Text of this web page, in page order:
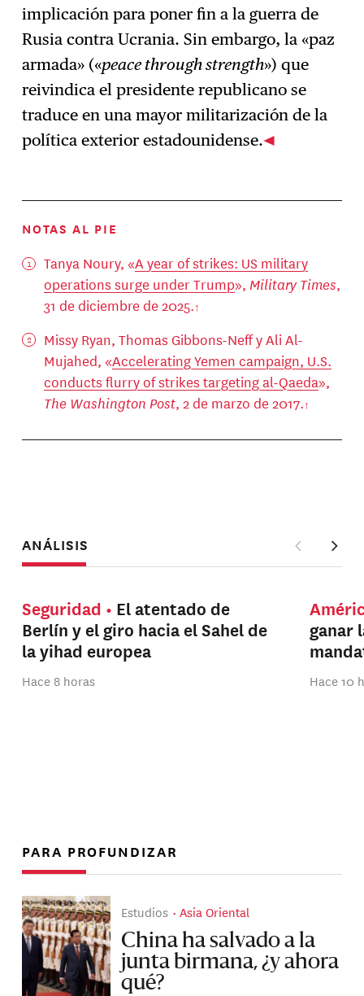
implicación para poner fin a la guerra de
Rusia contra Ucrania. Sin embargo, la «paz
armada» («peace through strength») que
reivindica el presidente republicano se
traduce en una mayor militarización de la
política exterior estadounidense.
NOTAS AL PIE
Tanya Noury, «A year of strikes: US military
operations surge under Trump», Military Times,
31 de diciembre de 2025.
Missy Ryan, Thomas Gibbons-Neff y Ali Al-
Mujahed, «Accelerating Yemen campaign, U.S.
conducts flurry of strikes targeting al-Qaeda»,
The Washington Post, 2 de marzo de 2017.
ANÁLISIS
Seguridad
El atentado de
Berlín y el giro hacia el Sahel de
la yihad europea
Hace 8 horas
ganar
Hace 10
PARA PROFUNDIZAR
Estudios Asia Oriental
China ha salvado a la
junta birmana, ¿y ahora
qué?